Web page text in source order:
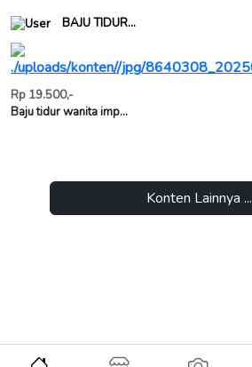
BAJU TIDUR...
Rp 19.500,-
Baju tidur wanita imp...
Konten Lainnya ...